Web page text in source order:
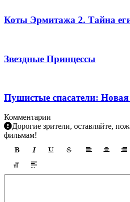
Коты Эрмитажа 2. Тайна
Звездные Принцессы
Пушистые спасатели:
Комментарии
Дорогие зрители, оставляйте,
фильмам!